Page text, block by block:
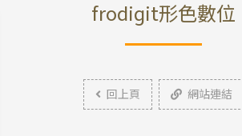
frodigit形色數位
回上頁 網站連結